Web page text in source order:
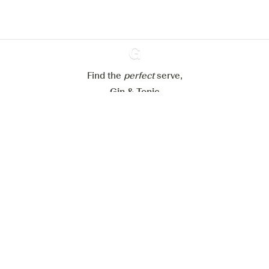
Ginventory
Find the perfectserve,
Gin & Tonic